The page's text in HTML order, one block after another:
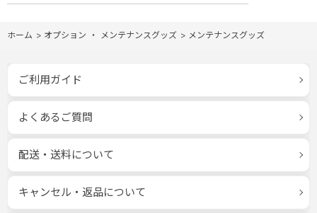
ホーム > オプション ・ メンテナンスグッズ > メンテナンスグッズ
ご利用ガイド
よくあるご質問
配送・送料について
キャンセル・返品について